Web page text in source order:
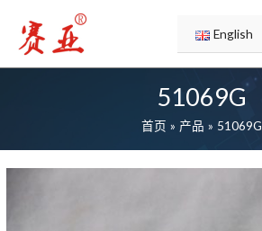
容
English
51069G
首页 产品 51069G